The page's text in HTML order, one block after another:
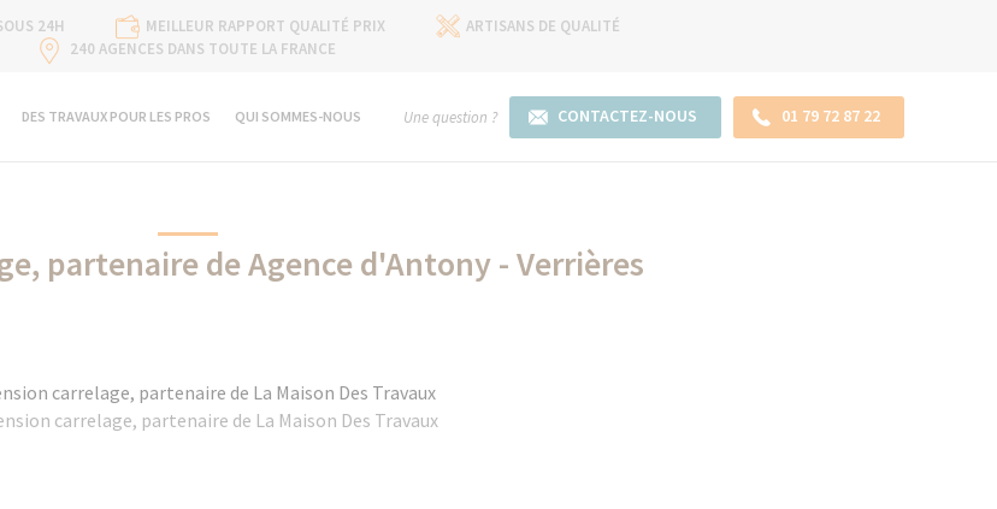
24H MEILLEUR RAPPORT QUALITÉ PRIX
ARTISANS DE QUALITÉ
240 AGENCES DANS TOUTE LA FRANCE
DES TRAVAUX POUR LES PROS QUI SOMMES-NOUS Une question ? CONTACTEZ-NOUS 01 79 72 87 22
partenaire de Agence d'Antony - Verrières
carrelage, partenaire de La Maison Des Travaux